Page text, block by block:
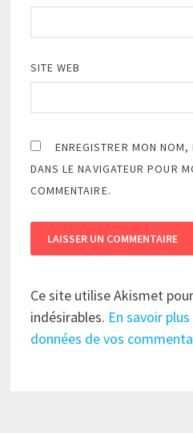
SITE WEB
ENREGISTRER MON
DANS LE NAVIGATEUR POUR
COMMENTAIRE.
Ce site utilise Akismet
indésirables. En savoir
données de vos